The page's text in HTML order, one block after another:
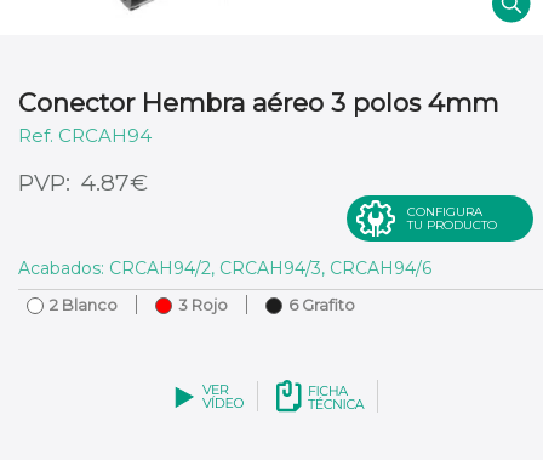
Conector Hembra aéreo 3 polos 4mm
4.87€
CRCAH94
CONFIGURA
TU PRODUCTO
Acabados: CRCAH94/2, CRCAH94/3, CRCAH94/6
2 Blanco 3 Rojo 6 Grafito